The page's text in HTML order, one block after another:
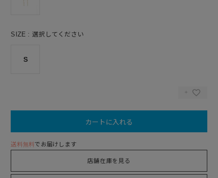
SIZE 選択してください
S
カートに入れる
送料無料でお届けします
店舗在庫を見る